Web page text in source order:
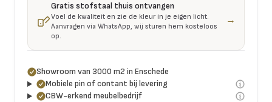
Gratis stofstaal thuis ontvangen
Voel de kwaliteit en zie de kleur in je eigen licht.
Aanvragen via WhatsApp, wij sturen hem kosteloos
op.
→
Showroom van 3000 m2 in Enschede
Mobiele pin of contant bij levering
CBW-erkend meubelbedrijf